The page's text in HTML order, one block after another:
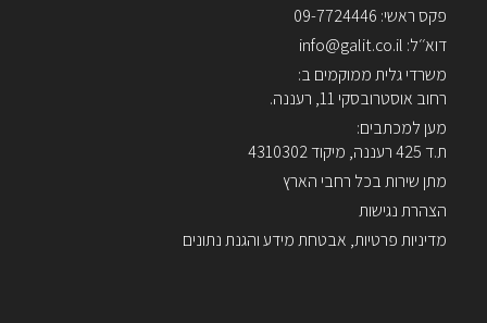
פקס ראשי: 09-7724446
דוא׳׳ל: info@galit.co.il
משרדי גלית ממוקמים ב:
רחוב אוסטרובסקי 11, רעננה.
מען למכתבים:
ת.ד 425 רעננה, מיקוד 4310302
מתן שירות בכל רחבי הארץ
הצהרת נגישות
מדיניות פרטיות, אבטחת מידע והגנת נתונים